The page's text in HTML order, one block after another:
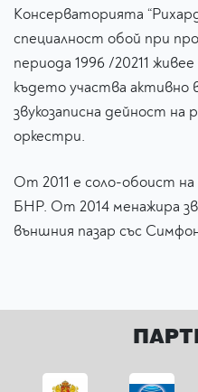
Консерваторията
специалност обой при
периода 1996 /20211
където участва активно
звукозаписна дейност на
оркестри.
От 2011 е соло-обоист
БНР. От 2014 менажира
външния пазар със